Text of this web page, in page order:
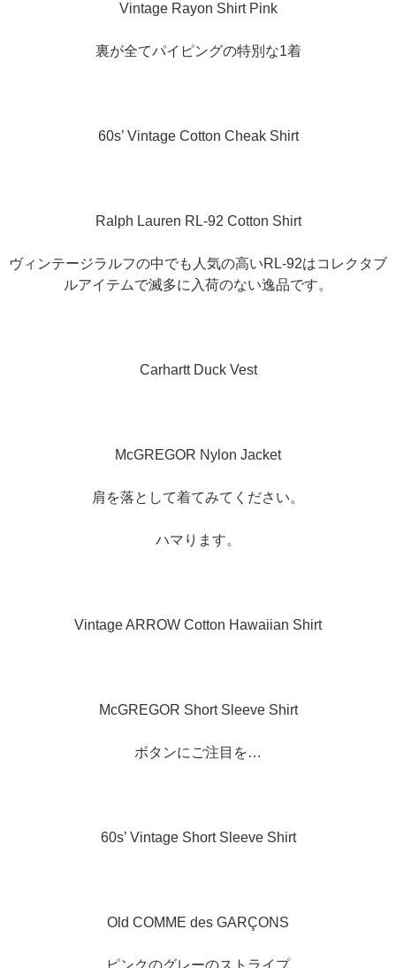
Vintage Rayon Shirt Pink
裏が全てパイピングの特別な1着
60s’ Vintage Cotton Cheak Shirt
Ralph Lauren RL-92 Cotton Shirt
ヴィンテージラルフの中でも人気の高いRL-92はコレクタブ
ルアイテムで滅多に入荷のない逸品です。
Carhartt Duck Vest
McGREGOR Nylon Jacket
肩を落として着てみてください。
ハマります。
Vintage ARROW Cotton Hawaiian Shirt
McGREGOR Short Sleeve Shirt
ボタンにご注目を…
60s’ Vintage Short Sleeve Shirt
Old COMME des GARÇONS